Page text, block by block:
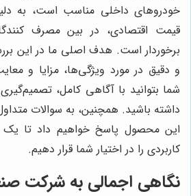
خودروهای داخلی مناسب است، به
قیمت اقتصادی، در بین مصرف
برخوردار است. هدف اصلی ما در این
و دقیق در مورد ویژگی‌ها، مزایا و
شما بتوانید با آگاهی کامل،
داشته باشید. همچنین، به سوالات
این محصول پاسخ خواهیم داد تا یک
کاربردی را در اختیار شما قرار دهیم.
نگاهی اجمالی به شرکت